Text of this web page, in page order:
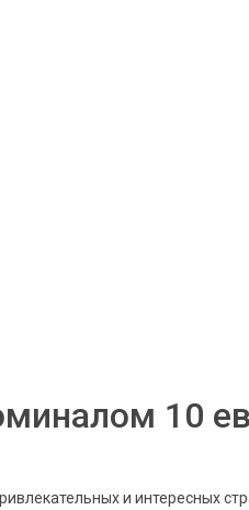
10
и интересных